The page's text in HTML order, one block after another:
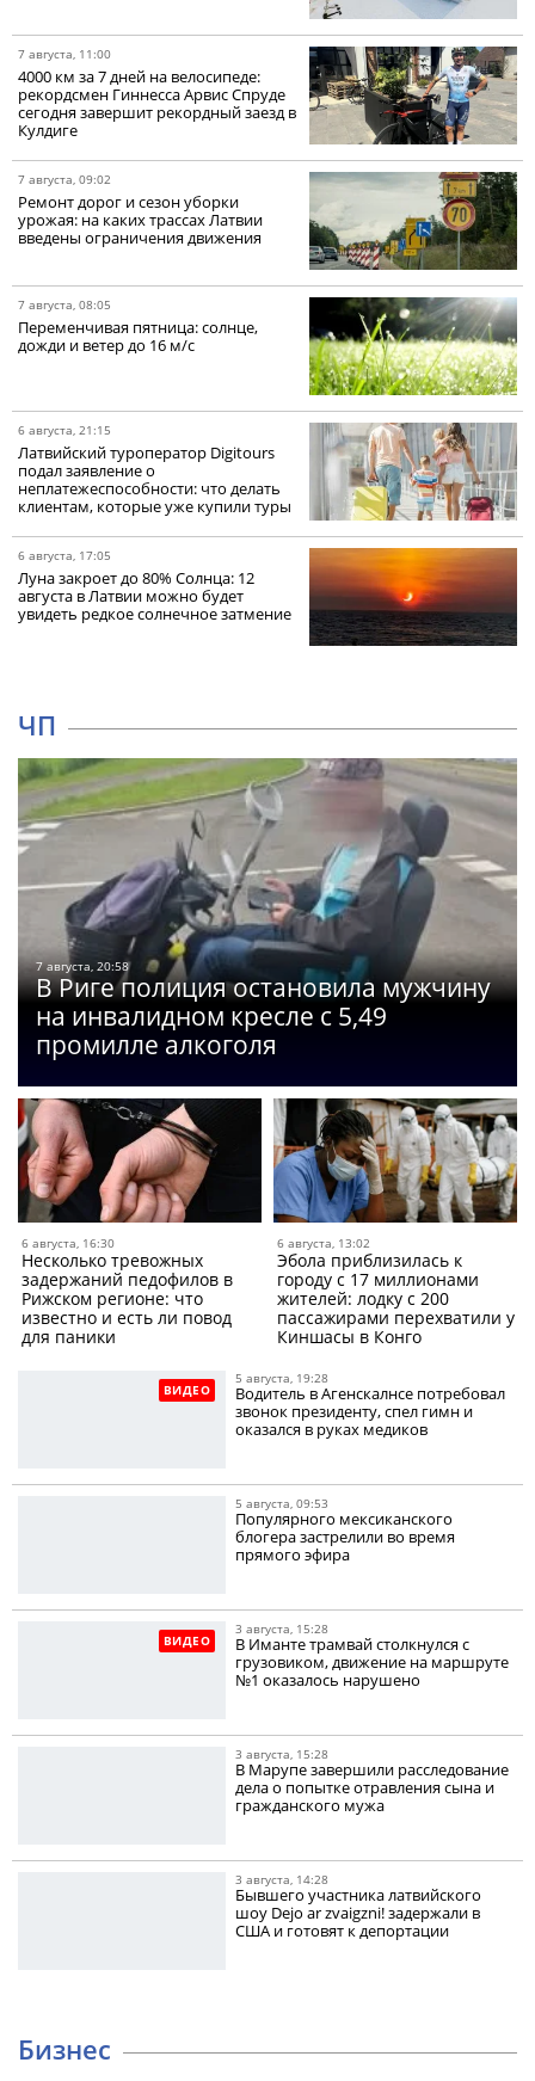
7 августа, 11:00
4000 км за 7 дней на велосипеде:
рекордсмен Гиннесса Арвис Спруде
сегодня завершит рекордный заезд в
Кулдиге
7 августа, 09:02
Ремонт дорог и сезон уборки
урожая: на каких трассах Латвии
введены ограничения движения
7 августа, 08:05
Переменчивая пятница: солнце,
дожди и ветер до 16 м/с
6 августа, 21:15
Латвийский туроператор Digitours
подал заявление о
неплатежеспособности: что делать
клиентам, которые уже купили туры
6 августа, 17:05
Луна закроет до 80% Солнца: 12
августа в Латвии можно будет
увидеть редкое солнечное затмение
ЧП
7 августа, 20:58
В Риге полиция остановила мужчину
на инвалидном кресле с 5,49
промилле алкоголя
6 августа, 16:30
Несколько тревожных
задержаний педофилов в
Рижском регионе: что
известно и есть ли повод
для паники
6 августа, 13:02
Эбола приблизилась к
городу с 17 миллионами
жителей: лодку с 200
пассажирами перехватили у
Киншасы в Конго
ВИДЕО
5 августа, 19:28
Водитель в Агенскалнсе потребовал
звонок президенту, спел гимн и
оказался в руках медиков
5 августа, 09:53
Популярного мексиканского
блогера застрелили во время
прямого эфира
ВИДЕО
3 августа, 15:28
В Иманте трамвай столкнулся с
грузовиком, движение на маршруте
№1 оказалось нарушено
3 августа, 15:28
В Марупе завершили расследование
дела о попытке отравления сына и
гражданского мужа
3 августа, 14:28
Бывшего участника латвийского
шоу Dejo ar zvaigzni! задержали в
США и готовят к депортации
Бизнес